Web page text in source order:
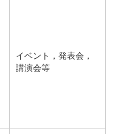
イベント，発表会，
講演会等